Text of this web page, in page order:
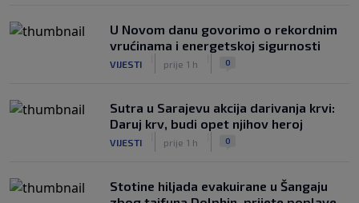
U Novom danu govorimo o rekordnim
vrućinama i energetskoj sigurnosti
VIJESTI prije 1 h 0
Sutra u Sarajevu akcija darivanja krvi:
Daruj krv, budi opet njihov heroj
VIJESTI prije 1 h 0
Stotine hiljada evakuirane u Šangaju